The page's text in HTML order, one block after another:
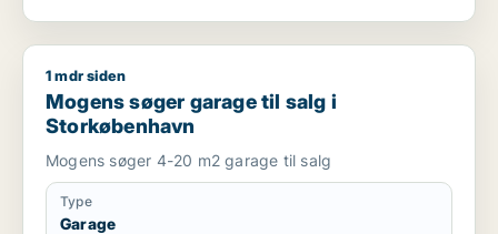
Mogens søger garage til salg i Storkøbenhavn
1 mdr siden
Mogens søger garage til salg i
Storkøbenhavn
Mogens søger 4-20 m2 garage til salg
Type
Garage